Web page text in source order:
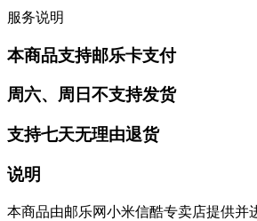
服务说明
本商品支持邮乐卡支付
周六、周日不支持发货
支持七天无理由退货
说明
本商品由邮乐网小米信酷专卖店提供并